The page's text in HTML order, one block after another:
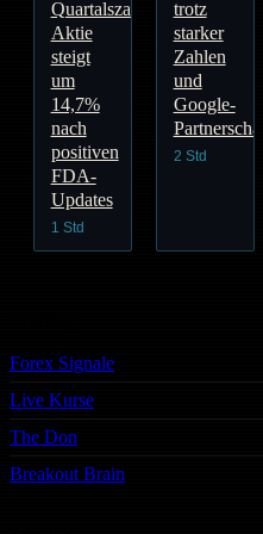
Quartalszahlen:
Aktie
steigt
um
14,7%
nach
positiven
FDA-
Updates
1 Std
trotz
starker
Zahlen
und
Google-
Partnerschaft
2 Std
Forex Signale
Live Kurse
The Don
Breakout Brain